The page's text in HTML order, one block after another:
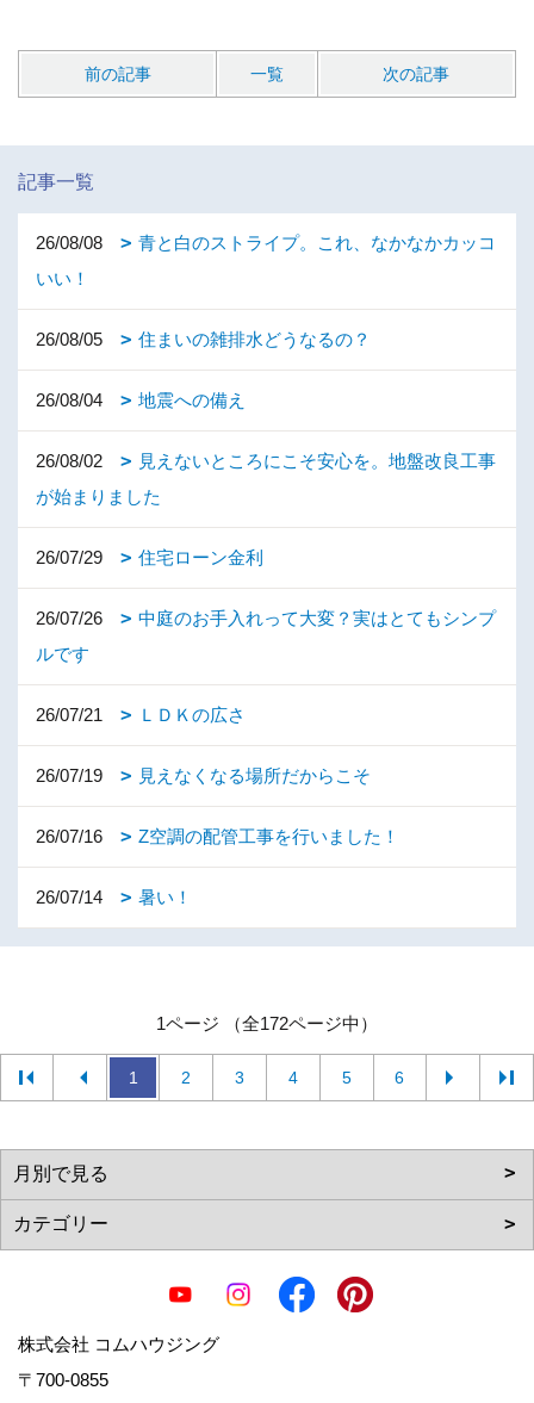
前の記事 一覧 次の記事
記事一覧
26/08/08
青と白のストライプ。これ、なかなかカッコ
いい！
26/08/05 住まいの雑排水どうなるの？
26/08/04 地震への備え
26/08/02
見えないところにこそ安心を。地盤改良工事
が始まりました
26/07/29 住宅ローン金利
26/07/26
中庭のお手入れって大変？実はとてもシンプ
ルです
26/07/21 ＬＤＫの広さ
26/07/19 見えなくなる場所だからこそ
26/07/16 Z空調の配管工事を行いました！
26/07/14 暑い！
1ページ （全172ページ中）
1 2 3 4 5 6
株式会社 コムハウジング
〒700-0855